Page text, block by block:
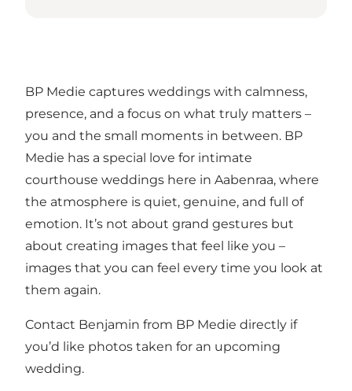
BP Medie captures weddings with calmness,
presence, and a focus on what truly matters –
you and the small moments in between. BP
Medie has a special love for intimate
courthouse weddings here in Aabenraa, where
the atmosphere is quiet, genuine, and full of
emotion. It’s not about grand gestures but
about creating images that feel like you –
images that you can feel every time you look at
them again.
Contact Benjamin from BP Medie directly if
you’d like photos taken for an upcoming
wedding.